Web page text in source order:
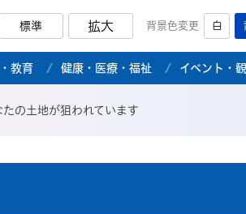
標準 拡大 背景色変更 白
教育 健康・医療・福祉 イベント・
たの土地が狙われています